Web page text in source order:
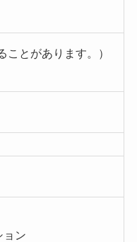
とがあります。）
ョン